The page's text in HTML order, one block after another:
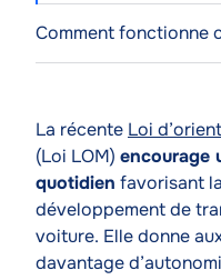
Comment fonctionne
Contenu
de
l'article
Texte
La récente Loi
(Loi LOM) encourage
quotidien favorisant
développement de
voiture. Elle donne
davantage